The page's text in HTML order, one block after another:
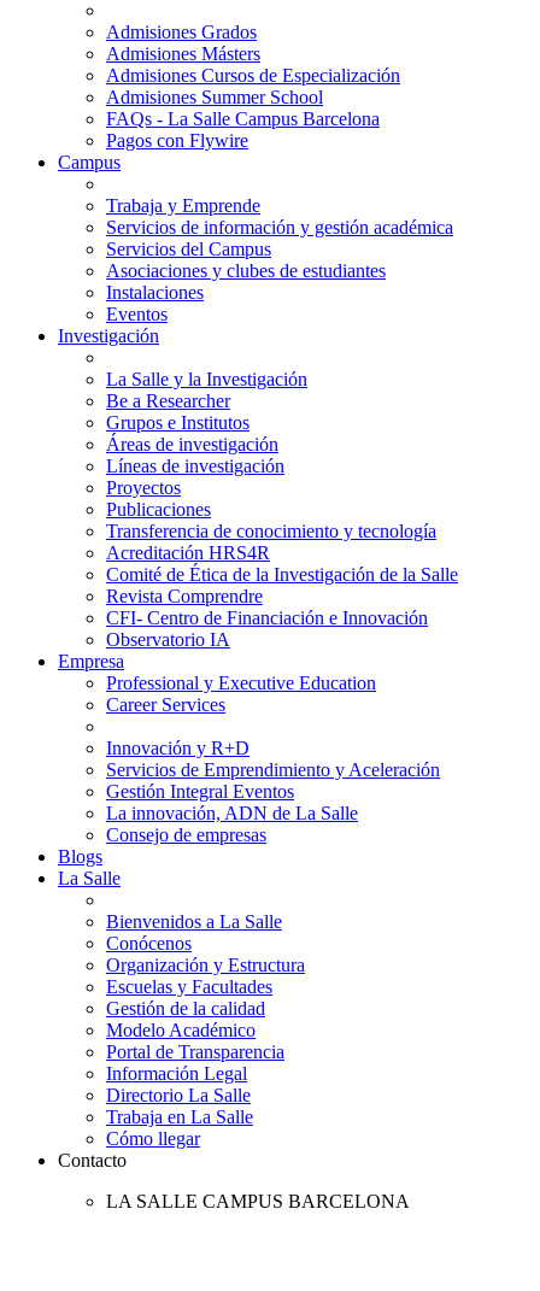
Admisiones Grados
Admisiones Másters
Admisiones Cursos de Especialización
Admisiones Summer School
FAQs - La Salle Campus Barcelona
Pagos con Flywire
Campus
Trabaja y Emprende
Servicios de información y gestión académica
Servicios del Campus
Asociaciones y clubes de estudiantes
Instalaciones
Eventos
Investigación
La Salle y la Investigación
Be a Researcher
Grupos e Institutos
Áreas de investigación
Líneas de investigación
Proyectos
Publicaciones
Transferencia de conocimiento y tecnología
Acreditación HRS4R
Comité de Ética de la Investigación de la Salle
Revista Comprendre
CFI- Centro de Financiación e Innovación
Observatorio IA
Empresa
Professional y Executive Education
Career Services
Innovación y R+D
Servicios de Emprendimiento y Aceleración
Gestión Integral Eventos
La innovación, ADN de La Salle
Consejo de empresas
Blogs
La Salle
Bienvenidos a La Salle
Conócenos
Organización y Estructura
Escuelas y Facultades
Gestión de la calidad
Modelo Académico
Portal de Transparencia
Información Legal
Directorio La Salle
Trabaja en La Salle
Cómo llegar
Contacto
LA SALLE CAMPUS BARCELONA